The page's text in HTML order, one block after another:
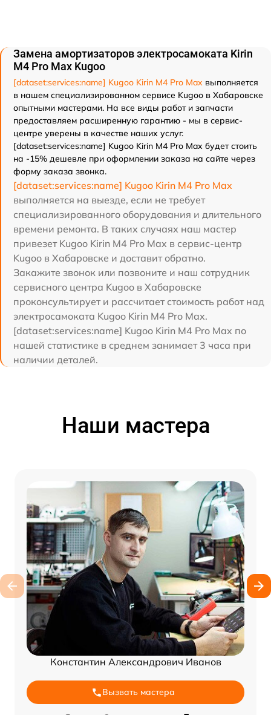
Замена амортизаторов электросамоката Kirin
M4 Pro Max Kugoo
[dataset:services:name] Kugoo Kirin M4 Pro Max выполняется
в нашем специализированном сервисе Kugoo в Хабаровске
опытными мастерами. На все виды работ и запчасти
предоставляем расширенную гарантию - мы в сервис-
центре уверены в качестве наших услуг.
[dataset:services:name] Kugoo Kirin M4 Pro Max будет стоить
на -15% дешевле при оформлении заказа на сайте через
форму заказа звонка.
[dataset:services:name] Kugoo Kirin M4 Pro Max
выполняется на выезде, если не требует
специализированного оборудования и длительного
времени ремонта. В таких случаях наш мастер
привезет Kugoo Kirin M4 Pro Max в сервис-центр
Kugoo в Хабаровске и доставит обратно.
Закажите звонок или позвоните и наш сотрудник
сервисного центра Kugoo в Хабаровске
проконсультирует и рассчитает стоимость работ над
электросамоката Kugoo Kirin M4 Pro Max.
[dataset:services:name] Kugoo Kirin M4 Pro Max по
нашей статистике в среднем занимает 3 часа при
наличии деталей.
Наши мастера
Константин Александрович Иванов
Вызвать мастера